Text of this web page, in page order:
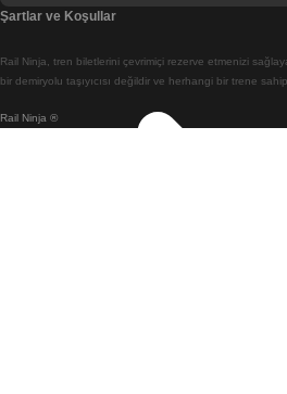
Budapeşte Viyana
Busan
Rail Ninja ®
Rail Ninja, tren biletlerini çevrimiçi rezerve etmenizi
bir demiryolu taşıyıcısı değildir ve herhangi bir trene
Şartlar ve Koşullar